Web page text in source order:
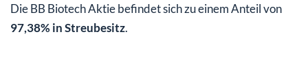
Die BB Biotech Aktie befindet sich zu einem Anteil von
97,38% in Streubesitz.